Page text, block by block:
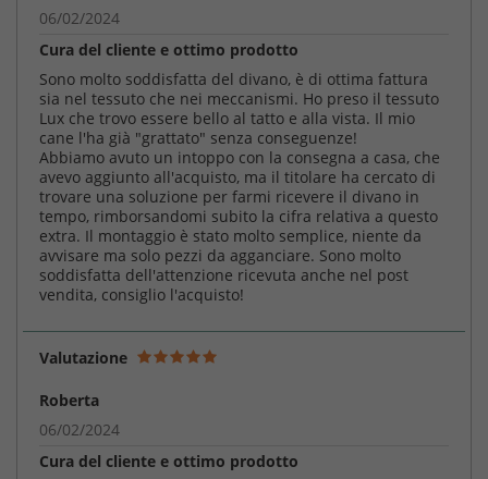
06/02/2024
Cura del cliente e ottimo prodotto
Sono molto soddisfatta del divano, è di ottima fattura
sia nel tessuto che nei meccanismi. Ho preso il tessuto
Lux che trovo essere bello al tatto e alla vista. Il mio
cane l'ha già "grattato" senza conseguenze!
Abbiamo avuto un intoppo con la consegna a casa, che
avevo aggiunto all'acquisto, ma il titolare ha cercato di
trovare una soluzione per farmi ricevere il divano in
tempo, rimborsandomi subito la cifra relativa a questo
extra. Il montaggio è stato molto semplice, niente da
avvisare ma solo pezzi da agganciare. Sono molto
soddisfatta dell'attenzione ricevuta anche nel post
vendita, consiglio l'acquisto!
Valutazione
Roberta
06/02/2024
Cura del cliente e ottimo prodotto